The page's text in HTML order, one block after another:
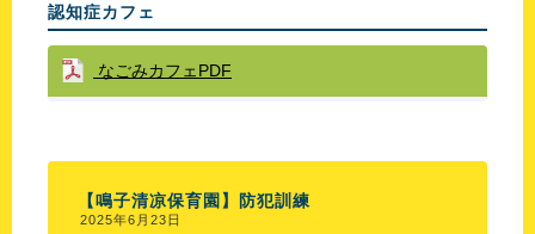
認知症カフェ
なごみカフェPDF
【鳴子清凉保育園】防犯訓練
2025年6月23日